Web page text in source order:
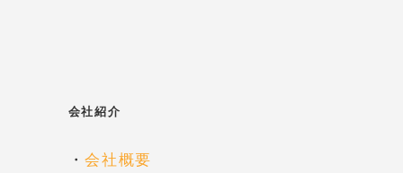
会社紹介
・会社概要